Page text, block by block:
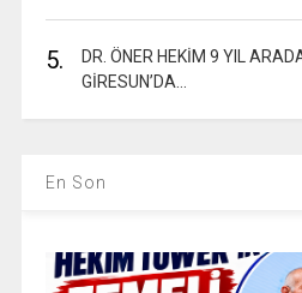
5.
DR. ÖNER HEKİM 9 YIL
GİRESUN’DA…
En Son